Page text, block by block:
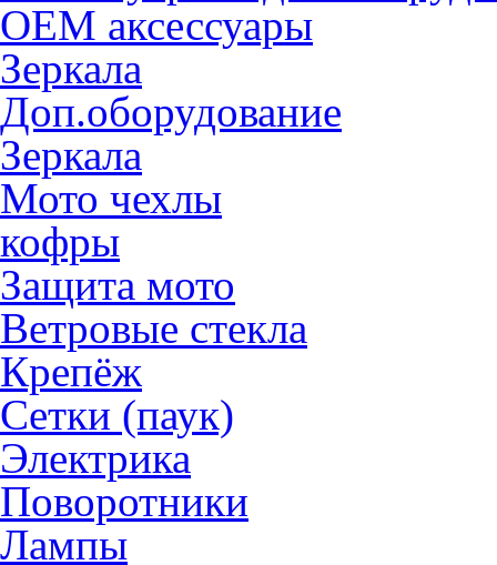
OEM аксессуары
Зеркала
Доп.оборудование
Зеркала
Мото чехлы
кофры
Защита мото
Ветровые стекла
Крепёж
Сетки (паук)
Электрика
Поворотники
Лампы